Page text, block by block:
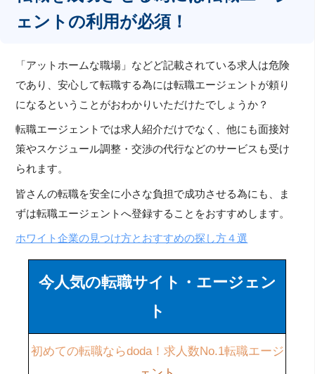
ェントの利用が必須！
「アットホームな職場」などど記載されている求人は危険
であり、安心して転職する為には転職エージェントが頼り
になるということがおわかりいただけたでしょうか？
転職エージェントでは求人紹介だけでなく、他にも面接対
策やスケジュール調整・交渉の代行などのサービスも受け
られます。
皆さんの転職を安全に小さな負担で成功させる為にも、ま
ずは転職エージェントへ登録することをおすすめします。
ホワイト企業の見つけ方とおすすめの探し方４選
今人気の転職サイト・エージェン
ト
初めての転職ならdoda！求人数No.1転職エージ